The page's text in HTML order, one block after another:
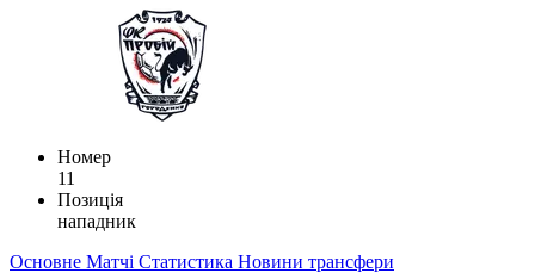
Номер
11
Позиція
нападник
Основне Матчі Статистика Новини трансфери